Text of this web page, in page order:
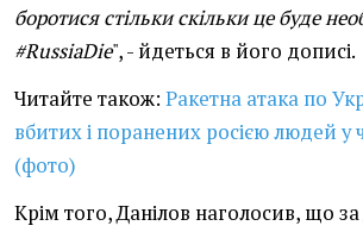
боротися стільки скільки це буде
#RussiaDie", - йдеться в його дописі.
Читайте також: Ракетна атака по
вбитих і поранених росією людей у
(фото)
Крім того, Данілов наголосив, що